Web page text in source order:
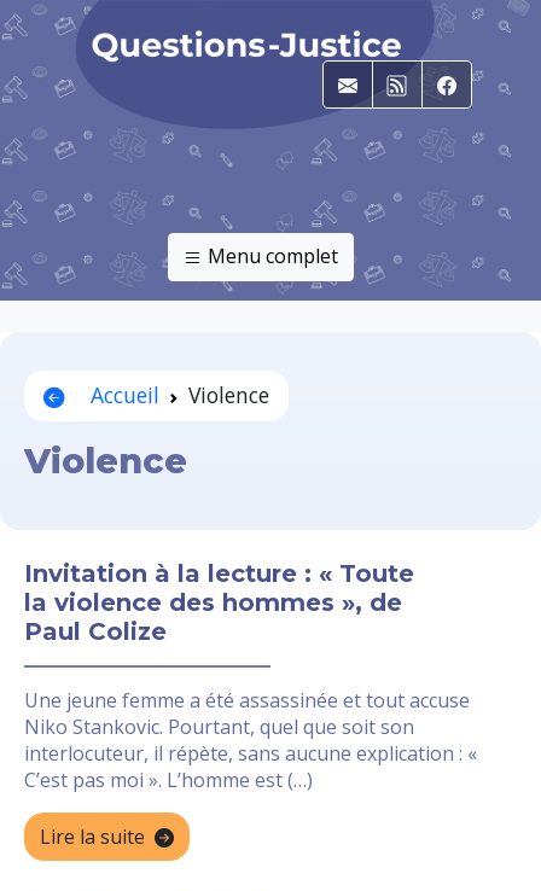
E-mailRSS
Menu complet
Accueil Violence
Violence
Invitation à la lecture : « Toute
la violence des hommes », de
Paul Colize
Une jeune femme a été assassinée et tout accuse
Niko Stankovic. Pourtant, quel que soit son
interlocuteur, il répète, sans aucune explication : «
C’est pas moi ». L’homme est (…)
Lire la suite